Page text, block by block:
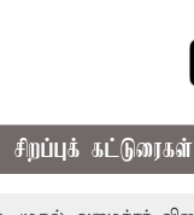
சிறப்புக் கட்டுரைகள்